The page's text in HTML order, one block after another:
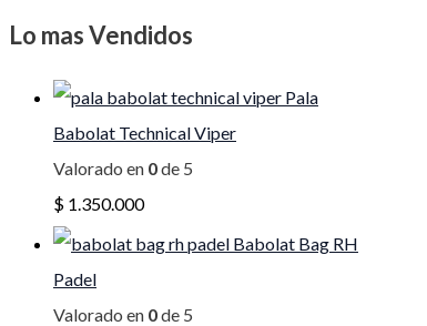
Lo mas Vendidos
Pala
Babolat Technical Viper
Valorado en 0de 5
$ 1.350.000
Babolat Bag RH
Padel
Valorado en 0de 5